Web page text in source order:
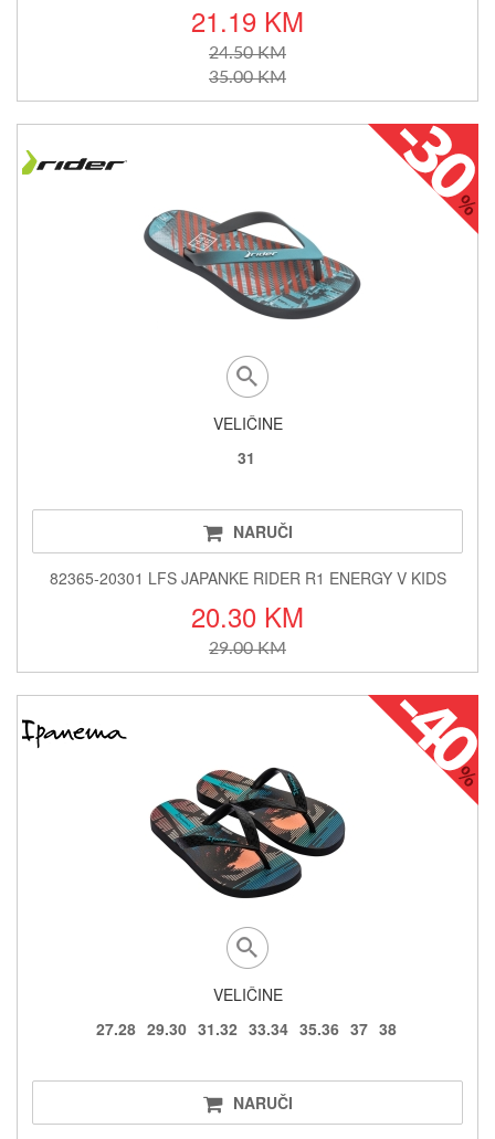
21.19 KM
24.50 KM
35.00 KM
VELIČINE
31
NARUČI
82365-20301 LFS JAPANKE RIDER R1 ENERGY V KIDS
20.30 KM
29.00 KM
VELIČINE
27.28 29.30 31.32 33.34 35.36 37 38
NARUČI